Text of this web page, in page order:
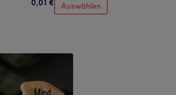
0,01 € Auswählen